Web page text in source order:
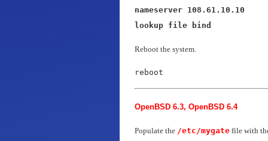
nameserver 108.61.10.10
lookup file bind
Reboot the system.
reboot
OpenBSD 6.3, OpenBSD 6.4
Populate the /etc/mygate file with